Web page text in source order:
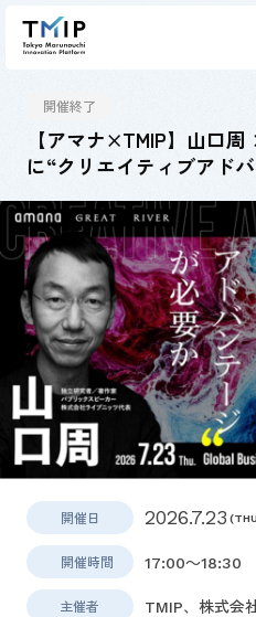
開催終了
【アマナ×TMIP】山口
に“クリエイティブアド
開催日 2026.7.23
開催時間 17:00～18:30
主催者 TMIP、株式会